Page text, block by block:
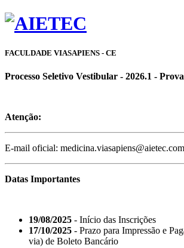
FACULDADE VIASAPIENS - CE
Processo Seletivo Vestibular - 2026.1 -
Atenção:
E-mail oficial:
Datas Importantes
19/08/2025 - Início das Inscrições
17/10/2025 - Prazo para Impressão e
via) de Boleto Bancário